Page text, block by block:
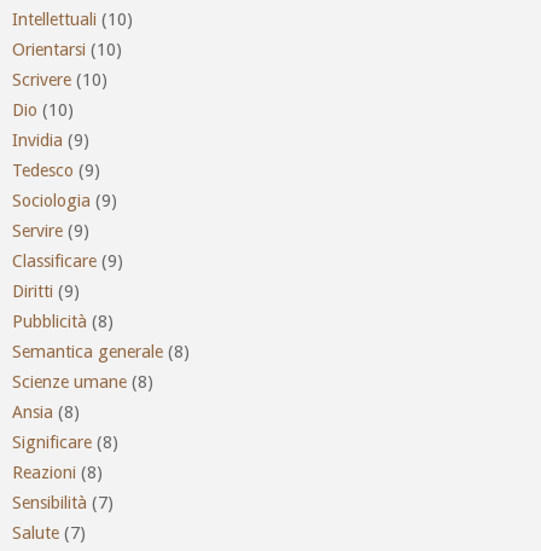
Intellettuali (10)
Orientarsi (10)
Scrivere (10)
Dio (10)
Invidia (9)
Tedesco (9)
Sociologia (9)
Servire (9)
Classificare (9)
Diritti (9)
Pubblicità (8)
Semantica generale (8)
Scienze umane (8)
Ansia (8)
Significare (8)
Reazioni (8)
Sensibilità (7)
Salute (7)